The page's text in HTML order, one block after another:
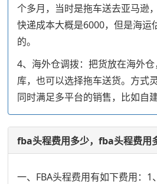
个多月，当时是拖车送去亚马逊
快递成本大概是6000，但是海运
的。
4、海外仓调拨：把货放在海外
库，也可以选择拖车送货。方式
同时满足多平台的销售，比如自
fba头程费用多少，fba头程费用
一、FBA头程费用有如下费用：1